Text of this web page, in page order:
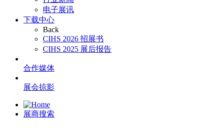
电子展讯
下载中心
Back
CIHS 2026 招展书
CIHS 2025 展后报告
合作媒体
展会掠影
展商搜索